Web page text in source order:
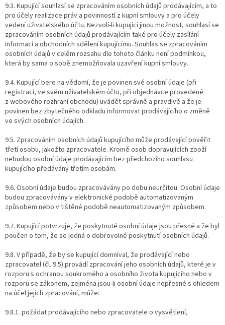
9.3. Kupující souhlasí se zpracováním osobních údajů prodávajícím, a to
pro účely realizace práv a povinností z kupní smlouvy a pro účely
vedení uživatelského účtu. Nezvolí-li kupující jinou možnost, souhlasí se
zpracováním osobních údajů prodávajícím také pro účely zasílání
informací a obchodních sdělení kupujícímu. Souhlas se zpracováním
osobních údajů v celém rozsahu dle tohoto článku není podmínkou,
která by sama o sobě znemožňovala uzavření kupní smlouvy.
9.4. Kupující bere na vědomí, že je povinen své osobní údaje (při
registraci, ve svém uživatelském účtu, při objednávce provedené
z webového rozhraní obchodu) uvádět správně a pravdivě a že je
povinen bez zbytečného odkladu informovat prodávajícího o změně
ve svých osobních údajích.
9.5. Zpracováním osobních údajů kupujícího může prodávající pověřit
třetí osobu, jakožto zpracovatele. Kromě osob dopravujících zboží
nebudou osobní údaje prodávajícím bez předchozího souhlasu
kupujícího předávány třetím osobám.
9.6. Osobní údaje budou zpracovávány po dobu neurčitou. Osobní údaje
budou zpracovávány v elektronické podobě automatizovaným
způsobem nebo v tištěné podobě neautomatizovaným způsobem.
9.7. Kupující potvrzuje, že poskytnuté osobní údaje jsou přesné a že byl
poučen o tom, že se jedná o dobrovolné poskytnutí osobních údajů.
9.8. V případě, že by se kupující domníval, že prodávající nebo
zpracovatel (čl. 9.5) provádí zpracování jeho osobních údajů, které je v
rozporu s ochranou soukromého a osobního života kupujícího nebo v
rozporu se zákonem, zejména jsou-li osobní údaje nepřesné s ohledem
na účel jejich zpracování, může:
9.8.1. požádat prodávajícího nebo zpracovatele o vysvětlení,